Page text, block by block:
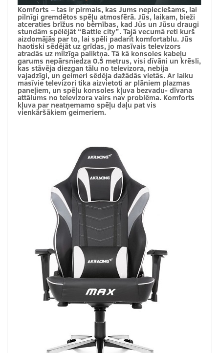
Komforts – tas ir pirmais, kas Jums nepieciešams, lai
pilnīgi gremdētos spēļu atmosfērā. Jūs, laikam, bieži
atceraties brīžus no bērnības, kad Jūs un Jūsu draugi
stundām spēlējāt “Battle city”. Tajā vecumā reti kurš
aizdomājās par to, lai spēli padarīt komfortablu. Jūs
haotiski sēdējāt uz grīdas, jo masīvais televizors
atradās uz milzīga paliktņa. Tā kā konsoles kabeļu
garums nepārsniedza 0.5 metrus, visi dīvāni un krēsli,
kas stāvēja diezgan tālu no televizora, nebija
vajadzīgi, un geimeri sēdēja dažādās vietās. Ar laiku
masīvie televizori tika aizvietoti ar plāniem plazmas
paneļiem, un spēļu konsoles kļuva bezvadu- dīvana
attālums no televizora vairs nav problēma. Komforts
kļuva par neatņemamo spēļu daļu pat vis
vienkāršākiem geimeriem.